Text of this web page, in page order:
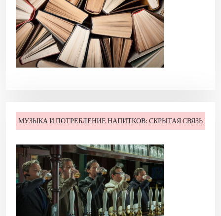
с
я
м
МУЗЫКА И ПОТРЕБЛЕНИЕ НАПИТКОВ: СКРЫТАЯ СВЯЗЬ